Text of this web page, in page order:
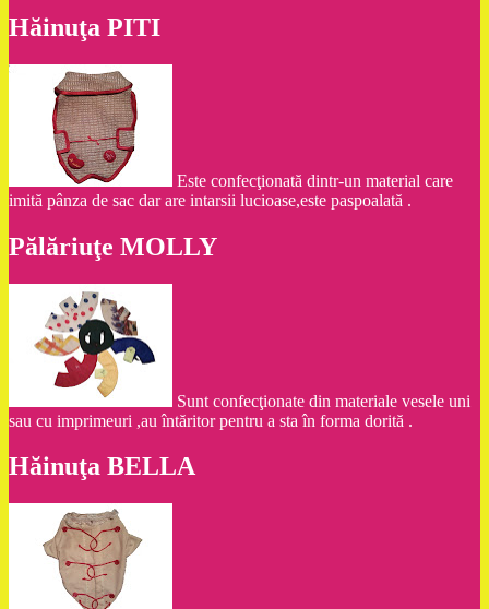
Hăinuţa PITI
Este confecţionată dintr-un material care
imită pânza de sac dar are intarsii lucioase,este paspoalată .
Pălăriuţe MOLLY
Sunt confecţionate din materiale vesele uni
sau cu imprimeuri ,au întăritor pentru a sta în forma dorită .
Hăinuţa BELLA